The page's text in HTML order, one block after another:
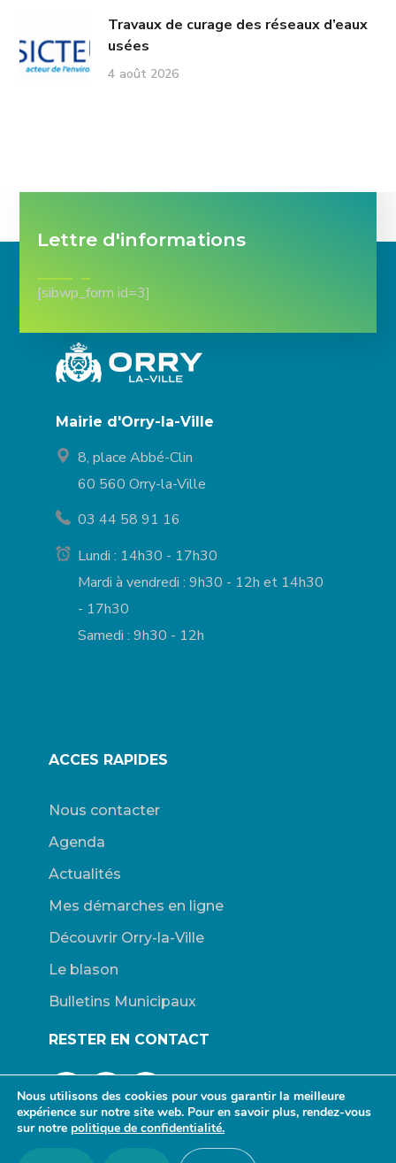
Travaux de curage des réseaux d’eaux
usées
4 août 2026
Lettre d'informations
[sibwp_form id=3]
Mairie d'Orry-la-Ville
8, place Abbé-Clin
60 560 Orry-la-Ville
03 44 58 91 16
Lundi : 14h30 - 17h30
Mardi à vendredi : 9h30 - 12h et 14h30
- 17h30
Samedi : 9h30 - 12h
ACCES RAPIDES
Nous contacter
Agenda
Actualités
Mes démarches en ligne
Découvrir Orry-la-Ville
Le blason
Bulletins Municipaux
RESTER EN CONTACT
Nous utilisons des cookies pour vous garantir la meilleure
expérience sur notre site web. Pour en savoir plus, rendez-vous
sur notre politique de confidentialité.